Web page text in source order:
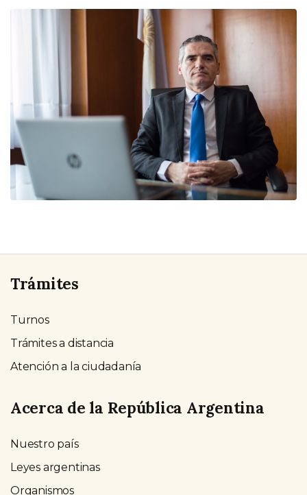
Trámites
Turnos
Trámites a distancia
Atención a la ciudadanía
Acerca de la República Argentina
Nuestro país
Leyes argentinas
Organismos